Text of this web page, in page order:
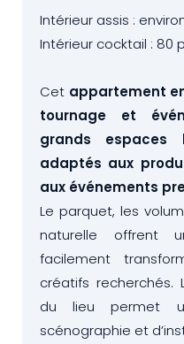
Intérieur assis :
Intérieur cocktail : 80
Cet appartement
tournage et
grands espaces
adaptés aux
aux événements
Le parquet, les
naturelle offrent
facilement
créatifs recherchés.
du lieu permet
scénographie et